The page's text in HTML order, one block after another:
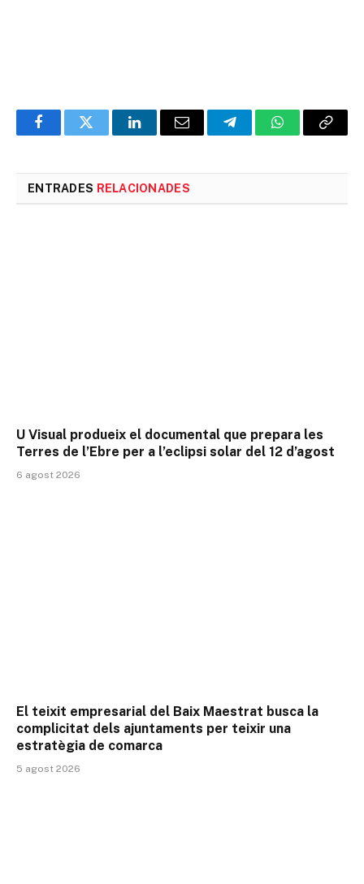
FacebookTwitter LinkedInEmail TelegramWhatsAppCopia
ENTRADES RELACIONADES
U Visual produeix el documental que prepara les
Terres de l’Ebre per a l’eclipsi solar del 12 d’agost
6 agost 2026
El teixit empresarial del Baix Maestrat busca la
complicitat dels ajuntaments per teixir una
estratègia de comarca
5 agost 2026